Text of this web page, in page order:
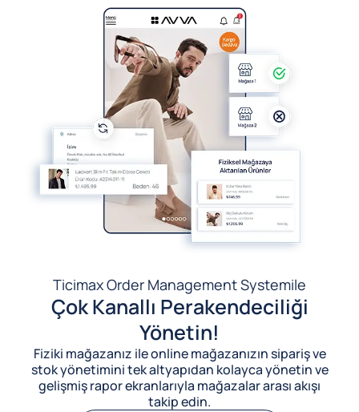
Ticimax Order Management Systemile
Çok Kanallı Perakendeciliği
Yönetin!
Fiziki mağazanız ile online mağazanızın sipariş ve
stok yönetimini tek altyapıdan kolayca yönetin ve
gelişmiş rapor ekranlarıyla mağazalar arası akışı
takip edin.